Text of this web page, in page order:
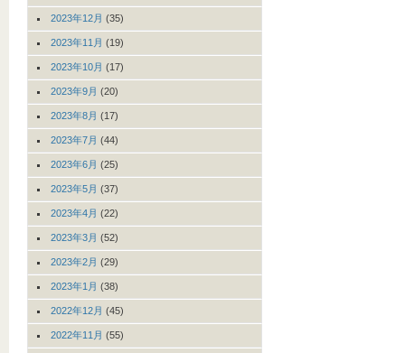
2023年12月 (35)
2023年11月 (19)
2023年10月 (17)
2023年9月 (20)
2023年8月 (17)
2023年7月 (44)
2023年6月 (25)
2023年5月 (37)
2023年4月 (22)
2023年3月 (52)
2023年2月 (29)
2023年1月 (38)
2022年12月 (45)
2022年11月 (55)